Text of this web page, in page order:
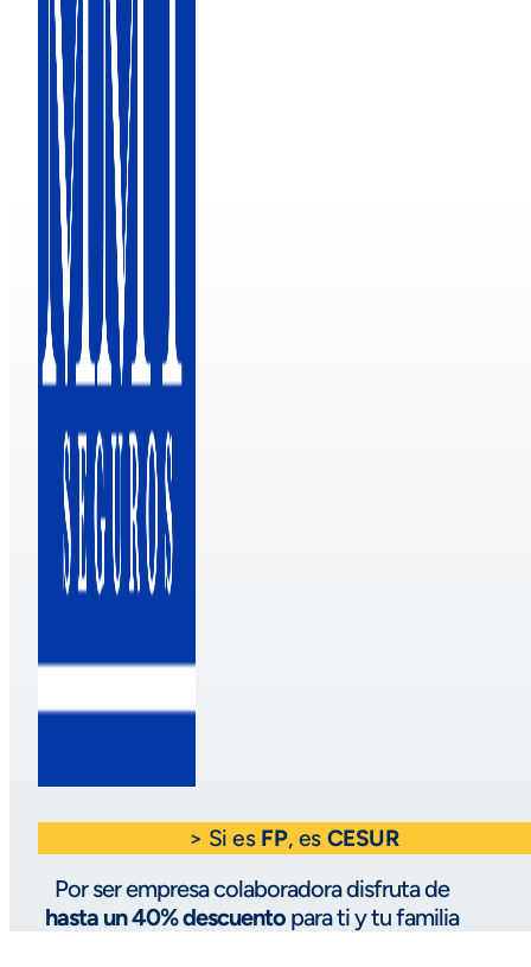
> Si es FP, es CESUR
Por ser empresa colaboradora disfruta de
hasta un 40% descuentopara ti y tu familia